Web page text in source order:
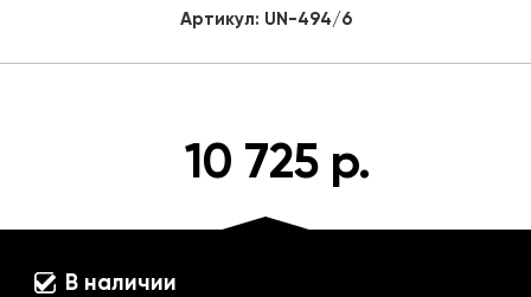
Артикул: UN-494/6
10 725 р.
В наличии